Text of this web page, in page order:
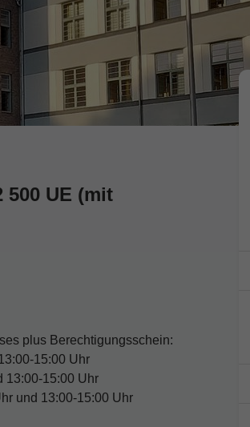
UE (mit
plus Berechtigungsschein:
15:00 Uhr
13:00-15:00 Uhr
und 13:00-15:00 Uhr